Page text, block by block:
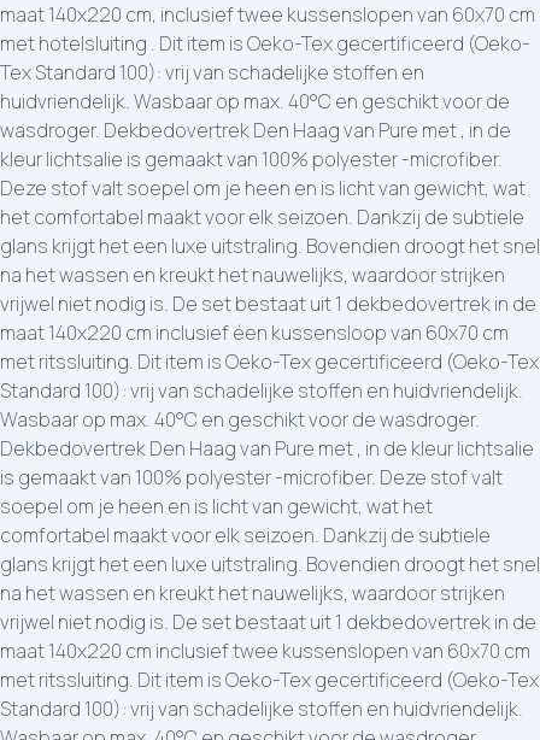
maat 140x220 cm, inclusief twee kussenslopen van 60x70 cm
met hotelsluiting . Dit item is Oeko-Tex gecertificeerd (Oeko-
Tex Standard 100): vrij van schadelijke stoffen en
huidvriendelijk. Wasbaar op max. 40°C en geschikt voor de
wasdroger. Dekbedovertrek Den Haag van Pure met , in de
kleur lichtsalie is gemaakt van 100% polyester -microfiber.
Deze stof valt soepel om je heen en is licht van gewicht, wat
het comfortabel maakt voor elk seizoen. Dankzij de subtiele
glans krijgt het een luxe uitstraling. Bovendien droogt het snel
na het wassen en kreukt het nauwelijks, waardoor strijken
vrijwel niet nodig is. De set bestaat uit 1 dekbedovertrek in de
maat 140x220 cm inclusief éen kussensloop van 60x70 cm
met ritssluiting. Dit item is Oeko-Tex gecertificeerd (Oeko-Tex
Standard 100): vrij van schadelijke stoffen en huidvriendelijk.
Wasbaar op max. 40°C en geschikt voor de wasdroger.
Dekbedovertrek Den Haag van Pure met , in de kleur lichtsalie
is gemaakt van 100% polyester -microfiber. Deze stof valt
soepel om je heen en is licht van gewicht, wat het
comfortabel maakt voor elk seizoen. Dankzij de subtiele
glans krijgt het een luxe uitstraling. Bovendien droogt het snel
na het wassen en kreukt het nauwelijks, waardoor strijken
vrijwel niet nodig is. De set bestaat uit 1 dekbedovertrek in de
maat 140x220 cm inclusief twee kussenslopen van 60x70 cm
met ritssluiting. Dit item is Oeko-Tex gecertificeerd (Oeko-Tex
Standard 100): vrij van schadelijke stoffen en huidvriendelijk.